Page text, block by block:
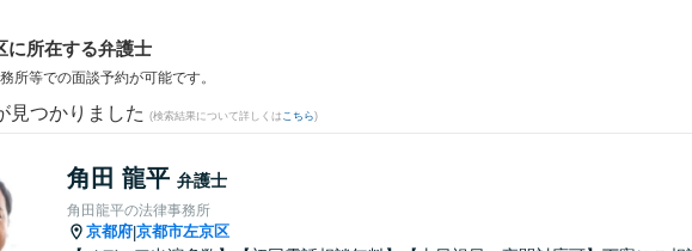
に所在する弁護士
所等での面談予約が可能です。
見つかりました (検索結果について詳しくは こちら)
角田 龍平 弁護士
角田龍平の法律事務所
京都府|京都市左京区